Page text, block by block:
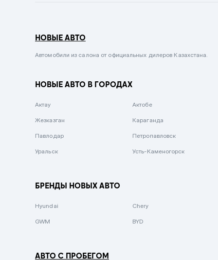
Сиреневый металлик
Вишневый
Зеленый металлик
НОВЫЕ АВТО
Автомобили из салона от официальных дилеров Казахстана.
НОВЫЕ АВТО В ГОРОДАХ
Актау Актобе
Жезказган Караганда
Павлодар Петропавловск
Уральск Усть-Каменогорск
БРЕНДЫ НОВЫХ АВТО
Hyundai Chery
GWM BYD
АВТО С ПРОБЕГОМ